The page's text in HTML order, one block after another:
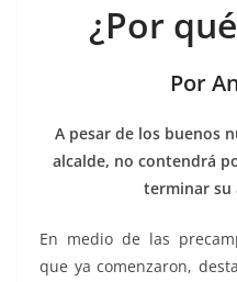
c
o
o
itt ai
l
at
s
A
p
p
¿Por
Por
A pesar de los buenos
alcalde, no contendrá
terminar su
En medio de las
que ya comenzaron,